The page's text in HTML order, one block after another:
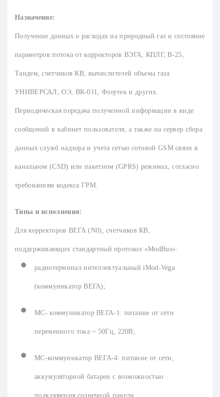
Назначение:
Получение данных о расходах на природный газ и состояние
параметров потока от корректоров ВЭГА, КПЛГ, B-25,
Тандем, счетчиков КВ, вычислителей объема газа
УНИВЕРСАЛ, ОЭ, ВК-011, Флоутек и других.
Периодическая передача полученной информации в виде
сообщений в кабинет пользователя, а также на сервер сбора
данных служб надзора и учета сетью сотовой GSM связи в
канальном (CSD) или пакетном (GPRS) режимах, согласно
требованиям кодекса ГРМ.
Типы и исполнения:
Для корректоров ВЕГА (N0), счетчиков КВ,
поддерживающих стандартный протокол «ModBus»:
радиотерминал интеллектуальный iMod-Vega
(коммуникатор ВЕГА);
МС- коммуникатор ВЕГА-1: питание от сети
переменного тока ~ 50Гц, 220В;
МС-коммуникатор ВЕГА-4: питание от сети,
аккумуляторной батареи с возможностью
подключения солнечной панели.